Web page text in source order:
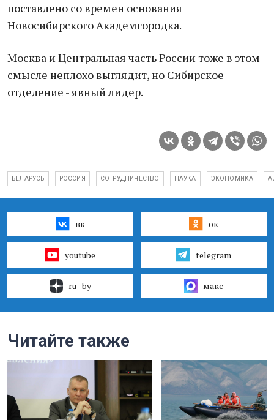
поставлено со времен основания
Новосибирского Академгородка.
Москва и Центральная часть России тоже в этом
смысле неплохо выглядит, но Сибирское
отделение - явный лидер.
БЕЛАРУСЬ РОССИЯ СОТРУДНИЧЕСТВО НАУКА ЭКОНОМИКА
вк ок
youtube telegram
ru–by макс
Читайте также